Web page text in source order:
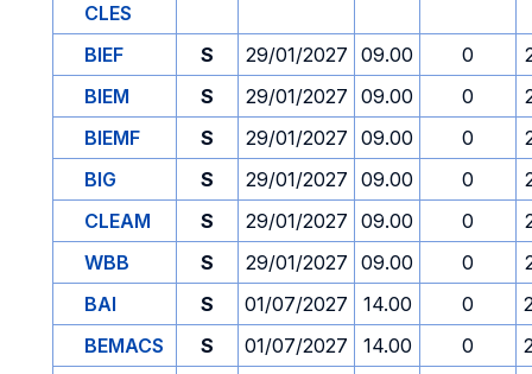
CLES
BIEF S 29/01/2027 09.00 0
BIEM
S 29/01/2027 09.00 0
BIEMF
S 29/01/2027 09.00 0
BIG
S 29/01/2027 09.00 0
CLEAM
S 29/01/2027 09.00 0
WBB
S 29/01/2027 09.00 0
BAI
S 01/07/2027 14.00 0
BEMACS
S 01/07/2027 14.00 0